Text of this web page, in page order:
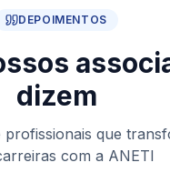
DEPOIMENTOS
dizem
profissionais que
com a ANETI